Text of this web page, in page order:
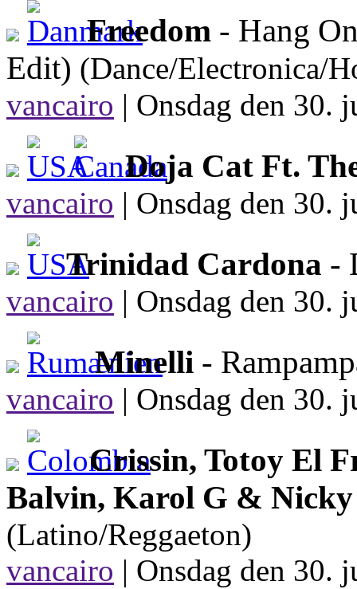
Freedom - Hang
Edit) (Dance/Electronica/
vancairo | Onsdag den 30.
Doja Cat Ft.
vancairo | Onsdag den 30.
Trinidad Cardona -
vancairo | Onsdag den 30.
Minelli -
vancairo | Onsdag den 30.
Crissin, Totoy El
Balvin, Karol G &
(Latino/Reggaeton)
vancairo | Onsdag den 30.